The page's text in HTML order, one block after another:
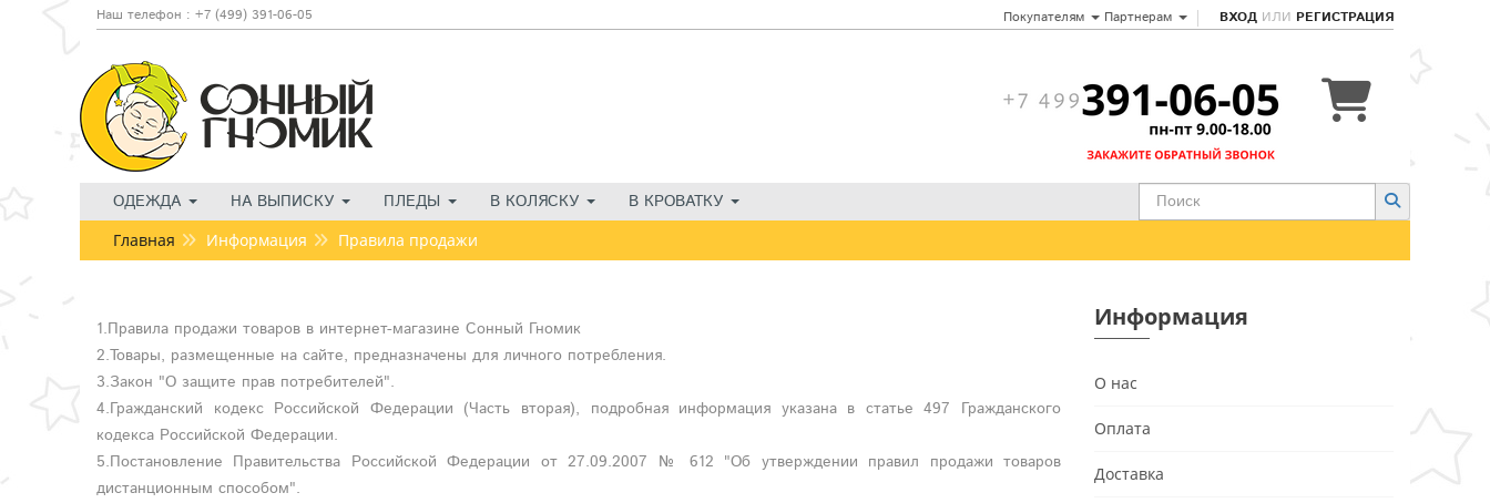
Наш телефон : +7 (499) 391-06-05 Покупателям Партнерам ВХОД ИЛИ РЕГИСТРАЦИЯ
ОДЕЖДА НА ВЫПИСКУ ПЛЕДЫ В КОЛЯСКУ В КРОВАТКУ
Главная Информация Правила продажи
1.Правила продажи товаров в интернет-магазине Сонный Гномик
2.Товары, размещенные на сайте, предназначены для личного потребления.
3.Закон "О защите прав потребителей".
4.Гражданский кодекс Российской Федерации (Часть вторая), подробная информация указана в статье 497 Гражданского
кодекса Российской Федерации.
5.Постановление Правительства Российской Федерации от 27.09.2007 № 612 "Об утверждении правил продажи товаров
дистанционным способом".
Информация
О нас
Оплата
Доставка